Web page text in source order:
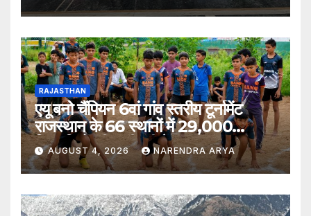
RAJASTHAN
एयू बनो चैंपियन 6वां गांव स्तरीय टूर्नामेंट
राजस्थान के 66 स्थानों में 29,000
खिलाड़ियों की भागीदारी के साथ संपन्न हुआ
AUGUST 4, 2026 NARENDRA ARYA